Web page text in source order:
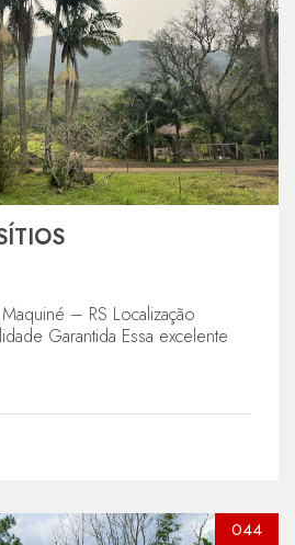
– RS Localização
Garantida Essa excelente
044